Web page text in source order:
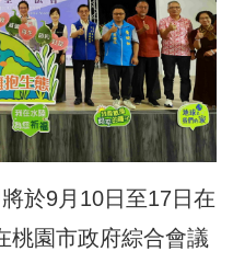
於9月10日至17日在
桃園市政府綜合會議